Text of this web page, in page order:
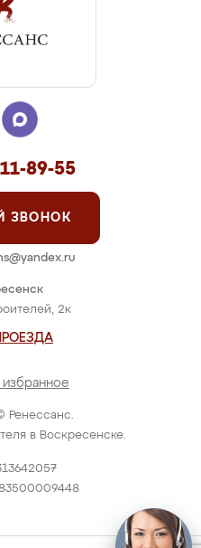
Ренессанс.
в Воскресенске.
2к
89-55
ЗВОНОК